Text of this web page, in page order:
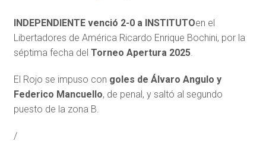
INDEPENDIENTE venció 2-0 a INSTITUTOen el
Libertadores de América Ricardo Enrique Bochini, por la
séptima fecha del Torneo Apertura 2025.
El Rojo se impuso con goles de Álvaro Angulo y
Federico Mancuello, de penal, y saltó al segundo
puesto de la zona B.
/